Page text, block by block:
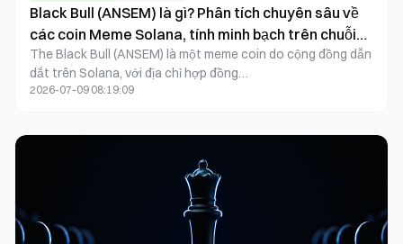
Black Bull (ANSEM) là gì? Phân tích chuyên sâu về
các coin Meme Solana, tính minh bạch trên chuỗi
và công cụ hệ sinh thái.
The Black Bull (ANSEM) là một meme coin do cộng đồng dẫn
dắt trên Solana, với địa chỉ hợp đồng
9cRCn9rGT8V2imeM2BaKs13yhMEais3ruM3rPvTGpump.
khoản, vốn hóa thị trường và phân phối người nắm giữ từ
chuỗi, đồng thời cung cấp ba công cụ hỗ trợ: Ansem-call
Radar, Non-Custodial LP Pods và Market Terminal.
2026-07-09 08:19:09